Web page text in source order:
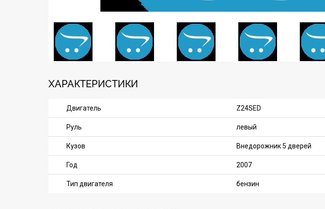
ХАРАКТЕРИСТИКИ
Двигатель Z24SED
Руль левый
Кузов Внедорожник 5 дверей
Год 2007
Тип двигателя бензин